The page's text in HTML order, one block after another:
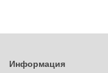
Информация